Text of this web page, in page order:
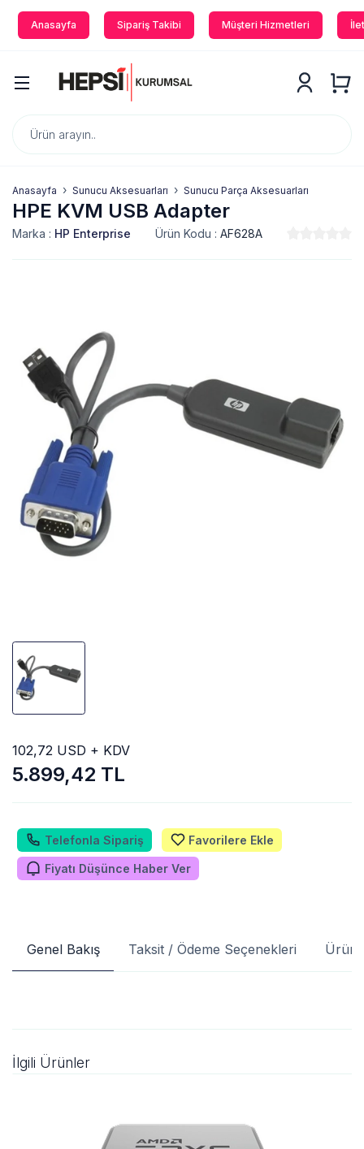
Anasayfa Sipariş Takibi Müşteri Hizmetleri
Anasayfa Sunucu Aksesuarları Sunucu Parça Aksesuarları
HPE KVM USB Adapter
Marka : HP Enterprise Ürün Kodu : AF628A
5.899,42 TL
102,72 USD + KDV
Telefonla Sipariş Favorilere Ekle
Fiyatı Düşünce Haber Ver
Genel Bakış Taksit / Ödeme Seçenekleri Ürün
İlgili Ürünler